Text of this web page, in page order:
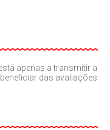
apenas a transmitir a
das avaliações